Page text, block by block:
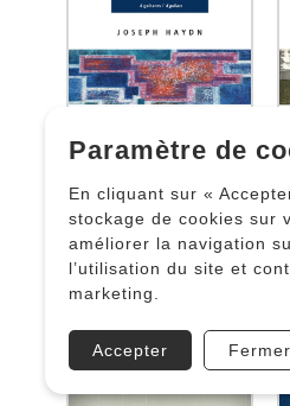
Sérénade
HAYDN J.
DZ 495
Paramètre de
En cliquant sur «
stockage de cookies sur
améliorer la navigation
l’utilisation du site et
marketing.
Accepter Fermer